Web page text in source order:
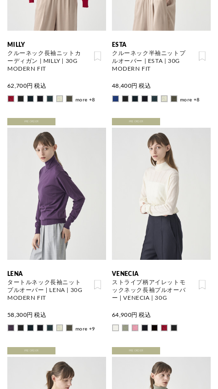
MILLY
クルーネック長袖ニットカ
ーディガン | MILLY | 30G
MODERN FIT
62,700円 税込
more +8
ESTA
クルーネック半袖ニットプ
ルオーバー | ESTA | 30G
MODERN FIT
48,400円 税込
more +8
PRE ORDER
LENA
タートルネック長袖ニット
プルオーバー | LENA | 30G
MODERN FIT
58,300円 税込
more +9
PRE ORDER
VENECIA
ストライプ柄アイレットモ
ックネック長袖プルオーバ
ー | VENECIA | 30G
64,900円 税込
PRE ORDER PRE ORDER